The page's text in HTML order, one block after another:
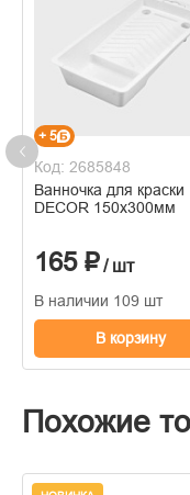
+ 5
Код: 2685848
Ванночка для краски
DECOR 150х300мм
165 ₽/ шт
В наличии 109 шт
В корзину
Похожие